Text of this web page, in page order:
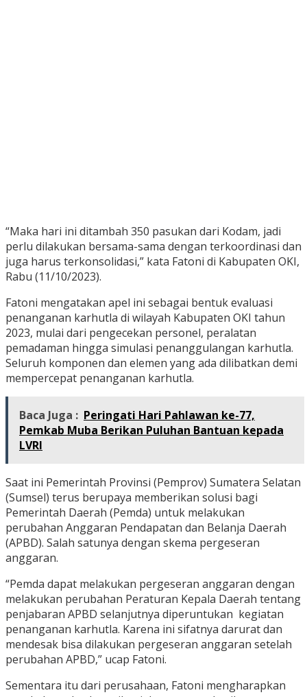
“Maka hari ini ditambah 350 pasukan dari Kodam, jadi
perlu dilakukan bersama-sama dengan terkoordinasi dan
juga harus terkonsolidasi,” kata Fatoni di Kabupaten OKI,
Rabu (11/10/2023).
Fatoni mengatakan apel ini sebagai bentuk evaluasi
penanganan karhutla di wilayah Kabupaten OKI tahun
2023, mulai dari pengecekan personel, peralatan
pemadaman hingga simulasi penanggulangan karhutla.
Seluruh komponen dan elemen yang ada dilibatkan demi
mempercepat penanganan karhutla.
Baca Juga : Peringati Hari Pahlawan ke-77,
Pemkab Muba Berikan Puluhan Bantuan kepada
LVRI
Saat ini Pemerintah Provinsi (Pemprov) Sumatera Selatan
(Sumsel) terus berupaya memberikan solusi bagi
Pemerintah Daerah (Pemda) untuk melakukan
perubahan Anggaran Pendapatan dan Belanja Daerah
(APBD). Salah satunya dengan skema pergeseran
anggaran.
“Pemda dapat melakukan pergeseran anggaran dengan
melakukan perubahan Peraturan Kepala Daerah tentang
penjabaran APBD selanjutnya diperuntukan kegiatan
penanganan karhutla. Karena ini sifatnya darurat dan
mendesak bisa dilakukan pergeseran anggaran setelah
perubahan APBD,” ucap Fatoni.
Sementara itu dari perusahaan, Fatoni mengharapkan